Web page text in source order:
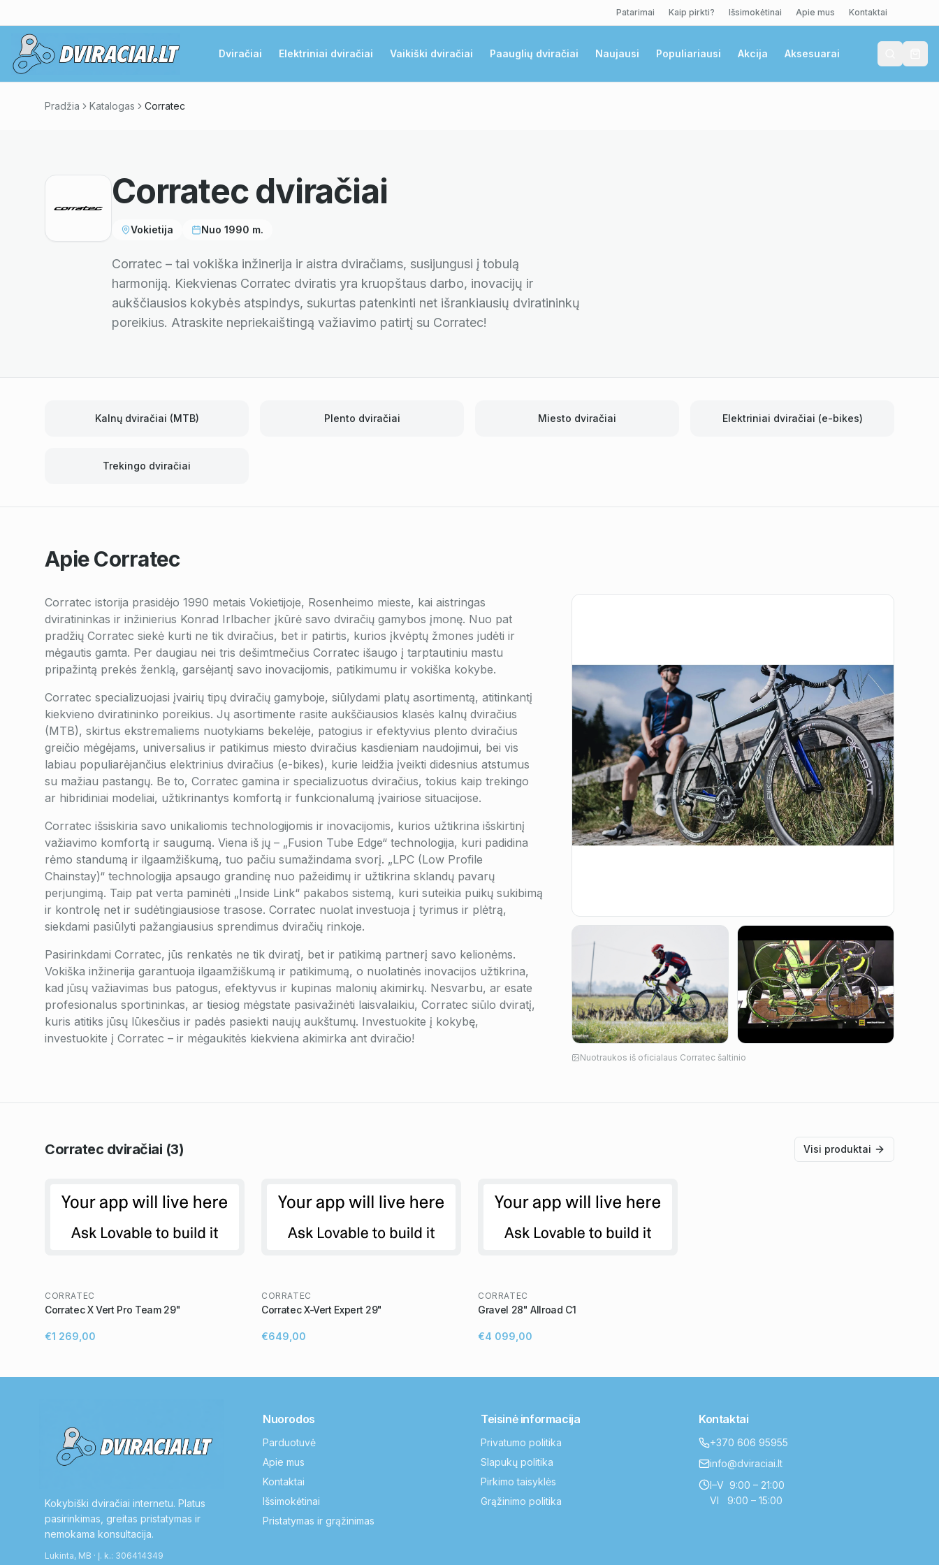
Patarimai Kaip pirkti? Išsimokėtinai Apie mus Kontaktai
Dviračiai Elektriniai dviračiai Vaikiški dviračiai Paauglių dviračiai Naujausi Populiariausi Akcija Aksesuarai
Pradžia Katalogas Corratec
Corratecdviračiai
Vokietija Nuo 1990 m.
Corratec – tai vokiška inžinerija ir aistra dviračiams, susijungusi į tobulą
harmoniją. Kiekvienas Corratec dviratis yra kruopštaus darbo, inovacijų ir
aukščiausios kokybės atspindys, sukurtas patenkinti net išrankiausių dviratininkų
poreikius. Atraskite nepriekaištingą važiavimo patirtį su Corratec!
Kalnų dviračiai (MTB) Plento dviračiai Miesto dviračiai Elektriniai dviračiai (e-bikes)
Trekingo dviračiai
ApieCorratec
Corratec istorija prasidėjo 1990 metais Vokietijoje, Rosenheimo mieste, kai aistringas
dviratininkas ir inžinierius Konrad Irlbacher įkūrė savo dviračių gamybos įmonę. Nuo pat
pradžių Corratec siekė kurti ne tik dviračius, bet ir patirtis, kurios įkvėptų žmones judėti ir
mėgautis gamta. Per daugiau nei tris dešimtmečius Corratec išaugo į tarptautiniu mastu
pripažintą prekės ženklą, garsėjantį savo inovacijomis, patikimumu ir vokiška kokybe.
Corratec specializuojasi įvairių tipų dviračių gamyboje, siūlydami platų asortimentą, atitinkantį
kiekvieno dviratininko poreikius. Jų asortimente rasite aukščiausios klasės kalnų dviračius
(MTB), skirtus ekstremaliems nuotykiams bekelėje, patogius ir efektyvius plento dviračius
greičio mėgėjams, universalius ir patikimus miesto dviračius kasdieniam naudojimui, bei vis
labiau populiarėjančius elektrinius dviračius (e-bikes), kurie leidžia įveikti didesnius atstumus
su mažiau pastangų. Be to, Corratec gamina ir specializuotus dviračius, tokius kaip trekingo
ar hibridiniai modeliai, užtikrinantys komfortą ir funkcionalumą įvairiose situacijose.
Corratec išsiskiria savo unikaliomis technologijomis ir inovacijomis, kurios užtikrina išskirtinį
važiavimo komfortą ir saugumą. Viena iš jų – „Fusion Tube Edge“ technologija, kuri padidina
rėmo standumą ir ilgaamžiškumą, tuo pačiu sumažindama svorį. „LPC (Low Profile
Chainstay)“ technologija apsaugo grandinę nuo pažeidimų ir užtikrina sklandų pavarų
perjungimą. Taip pat verta paminėti „Inside Link“ pakabos sistemą, kuri suteikia puikų sukibimą
ir kontrolę net ir sudėtingiausiose trasose. Corratec nuolat investuoja į tyrimus ir plėtrą,
siekdami pasiūlyti pažangiausius sprendimus dviračių rinkoje.
Pasirinkdami Corratec, jūs renkatės ne tik dviratį, bet ir patikimą partnerį savo kelionėms.
Vokiška inžinerija garantuoja ilgaamžiškumą ir patikimumą, o nuolatinės inovacijos užtikrina,
kad jūsų važiavimas bus patogus, efektyvus ir kupinas malonių akimirkų. Nesvarbu, ar esate
profesionalus sportininkas, ar tiesiog mėgstate pasivažinėti laisvalaikiu, Corratec siūlo dviratį,
kuris atitiks jūsų lūkesčius ir padės pasiekti naujų aukštumų. Investuokite į kokybę,
investuokite į Corratec – ir mėgaukitės kiekviena akimirka ant dviračio!
Nuotraukos iš oficialaus Corratecšaltinio
Corratec dviračiai (3) Visi produktai
CORRATEC
Corratec X Vert Pro Team 29"
€1 269,00
CORRATEC
Corratec X-Vert Expert 29"
€649,00
CORRATEC
Gravel 28" Allroad C1
€4 099,00
Kokybiški dviračiai internetu. Platus
pasirinkimas, greitas pristatymas ir
nemokama konsultacija.
Lukinta, MB · Į. k.: 306414349
Nuorodos
Parduotuvė
Apie mus
Kontaktai
Išsimokėtinai
Pristatymas ir grąžinimas
Teisinė informacija
Privatumo politika
Slapukų politika
Pirkimo taisyklės
Grąžinimo politika
Kontaktai
+370 606 95955
info@dviraciai.lt
I–V 9:00 – 21:00
VI 9:00 – 15:00